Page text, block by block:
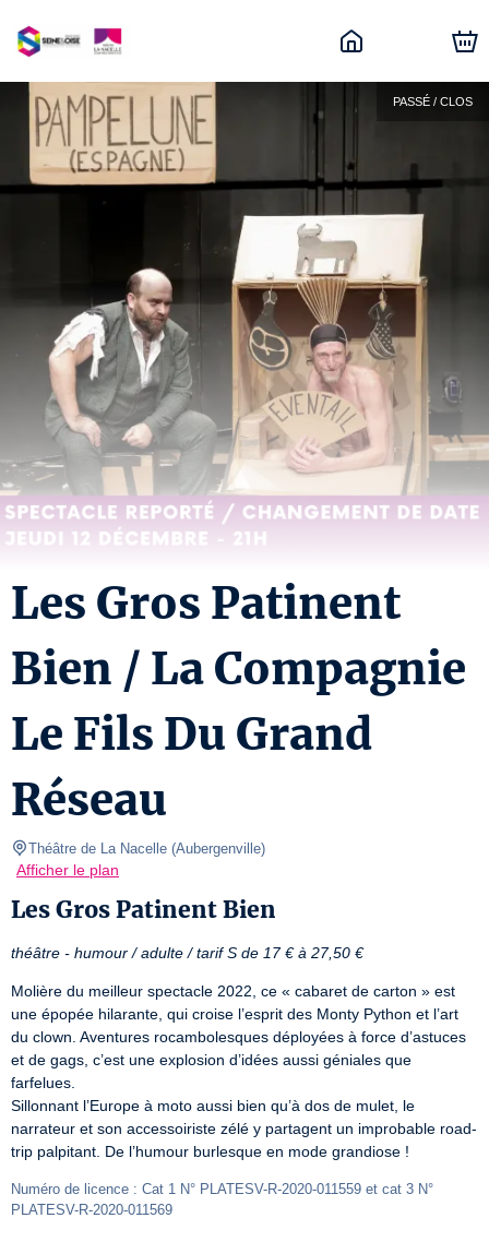
PASSÉ / CLOS
Les Gros Patinent
Bien / La Compagnie
Le Fils Du Grand
Réseau
Théâtre de La Nacelle (Aubergenville)
Afficher le plan
Les Gros Patinent Bien
théâtre - humour / adulte / tarif S de 17 € à 27,50 €
Molière du meilleur spectacle 2022, ce « cabaret de carton » est
une épopée hilarante, qui croise l’esprit des Monty Python et l’art
du clown. Aventures rocambolesques déployées à force d’astuces
et de gags, c’est une explosion d’idées aussi géniales que
farfelues.
Sillonnant l’Europe à moto aussi bien qu’à dos de mulet, le
narrateur et son accessoiriste zélé y partagent un improbable road-
trip palpitant. De l’humour burlesque en mode grandiose !
Numéro de licence : Cat 1 N° PLATESV-R-2020-011559 et cat 3 N°
PLATESV-R-2020-011569